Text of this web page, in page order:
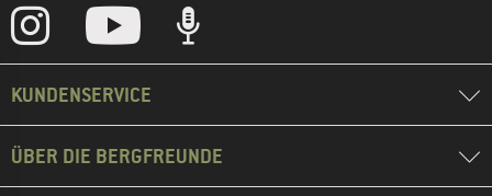
KUNDENSERVICE
ÜBER DIE BERGFREUNDE